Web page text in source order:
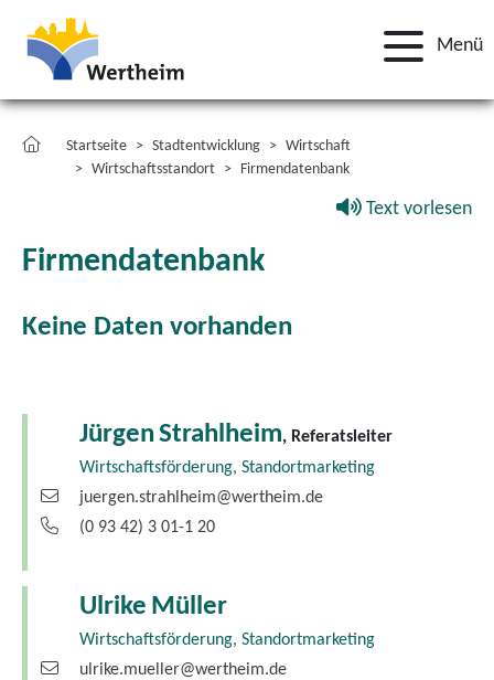
Menü
Startseite Stadtentwicklung
Wirtschaft
Wirtschaftsstandort
Firmendatenbank
Text vorlesen
Firmendatenbank
Keine Daten vorhanden
JürgenStrahlheim, Referatsleiter
Wirtschaftsförderung, Standortmarketing
juergen.strahlheim@wertheim.de
(0 93 42) 3 01-1 20
Ulrike Müller
Wirtschaftsförderung, Standortmarketing
ulrike.mueller@wertheim.de